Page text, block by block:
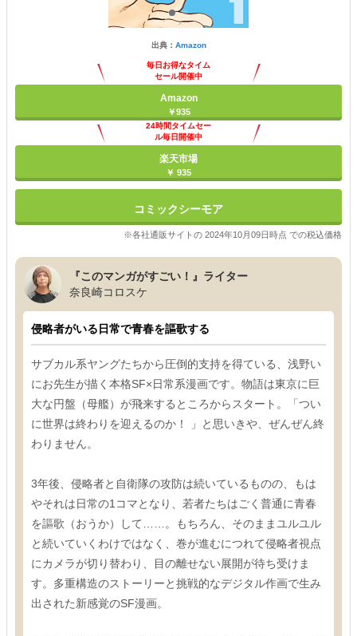
出典： Amazon
毎日お得なタイム
セール開催中
Amazon
￥935
24時間タイムセー
ル毎日開催中
楽天市場
￥ 935
コミックシーモア
※各社通販サイトの 2024年10月09日時点 での税込価格
『このマンガがすごい！』ライター
奈良崎コロスケ
侵略者がいる日常で青春を謳歌する
サブカル系ヤングたちから圧倒的支持を得ている、浅野い
にお先生が描く本格SF×日常系漫画です。物語は東京に巨
大な円盤（母艦）が飛来するところからスタート。「つい
に世界は終わりを迎えるのか！ 」と思いきや、ぜんぜん終
わりません。
3年後、侵略者と自衛隊の攻防は続いているものの、もは
やそれは日常の1コマとなり、若者たちはごく普通に青春
を謳歌（おうか）して……。もちろん、そのままユルユル
と続いていくわけではなく、巻が進むにつれて侵略者視点
にカメラが切り替わり、目の離せない展開が待ち受けま
す。多重構造のストーリーと挑戦的なデジタル作画で生み
出された新感覚のSF漫画。